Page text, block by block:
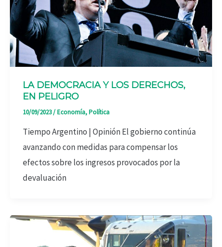
LA DEMOCRACIA Y LOS DERECHOS,
EN PELIGRO
10/09/2023/Economía,Política
Tiempo Argentino | Opinión El gobierno continúa
avanzando con medidas para compensar los
efectos sobre los ingresos provocados por la
devaluación